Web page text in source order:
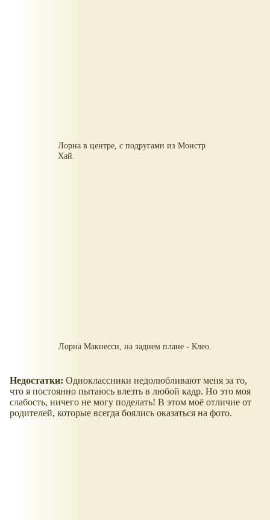
Лорна в центре, с подругами из Монстр
Хай.
Лорна Макнесси, на заднем плане - Клео.
Недостатки: Одноклассники недолюбливают меня за то,
что я постоянно пытаюсь влезть в любой кадр. Но это моя
слабость, ничего не могу поделать! В этом моё отличие от
родителей, которые всегда боялись оказаться на фото.